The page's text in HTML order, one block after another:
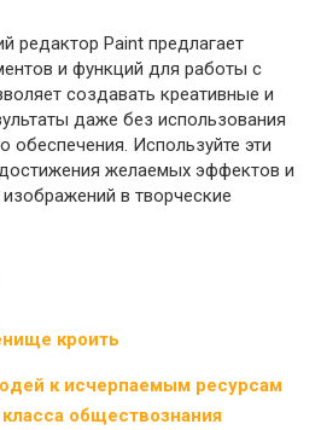
редактор Paint предлагает
и функций для работы с
создавать креативные и
даже без использования
обеспечения. Используйте эти
желаемых эффектов и
в творческие
кроить
к исчерпаемым ресурсам
обществознания